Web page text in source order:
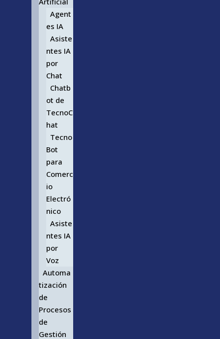
Agent
es IA
Asiste
ntes IA
por
Chat
Chatb
ot de
TecnoC
hat
Tecno
Bot
para
Comerc
io
Electró
nico
Asiste
ntes IA
por
Voz
Automa
tización
de
Procesos
de
Gestión